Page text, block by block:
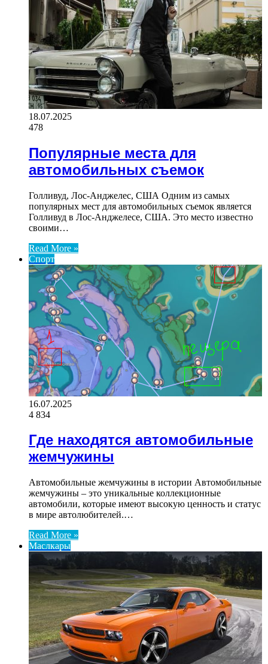
18.07.2025
478
Популярные места для
автомобильных съемок
Голливуд, Лос-Анджелес, США Одним из самых
популярных мест для автомобильных съемок является
Голливуд в Лос-Анджелесе, США. Это место известно
своими…
Read More »
Спорт
16.07.2025
4 834
Где находятся автомобильные
жемчужины
Автомобильные жемчужины в истории Автомобильные
жемчужины – это уникальные коллекционные
автомобили, которые имеют высокую ценность и статус
в мире автолюбителей.…
Read More »
Маслкары